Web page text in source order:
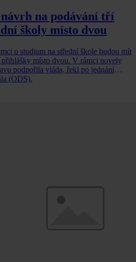
na podávání tří
školy místo dvou
o studium na střední škole budou mít
přihlášky místo dvou. V rámci novely
podpořila vláda, řekl po jednání
(ODS).